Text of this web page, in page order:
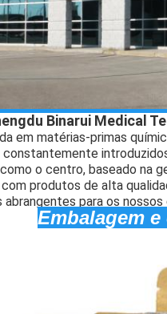
Binarui Medical
em matérias-primas
o centro, baseado na
produtos de alta
para os nossos
Embalagem e